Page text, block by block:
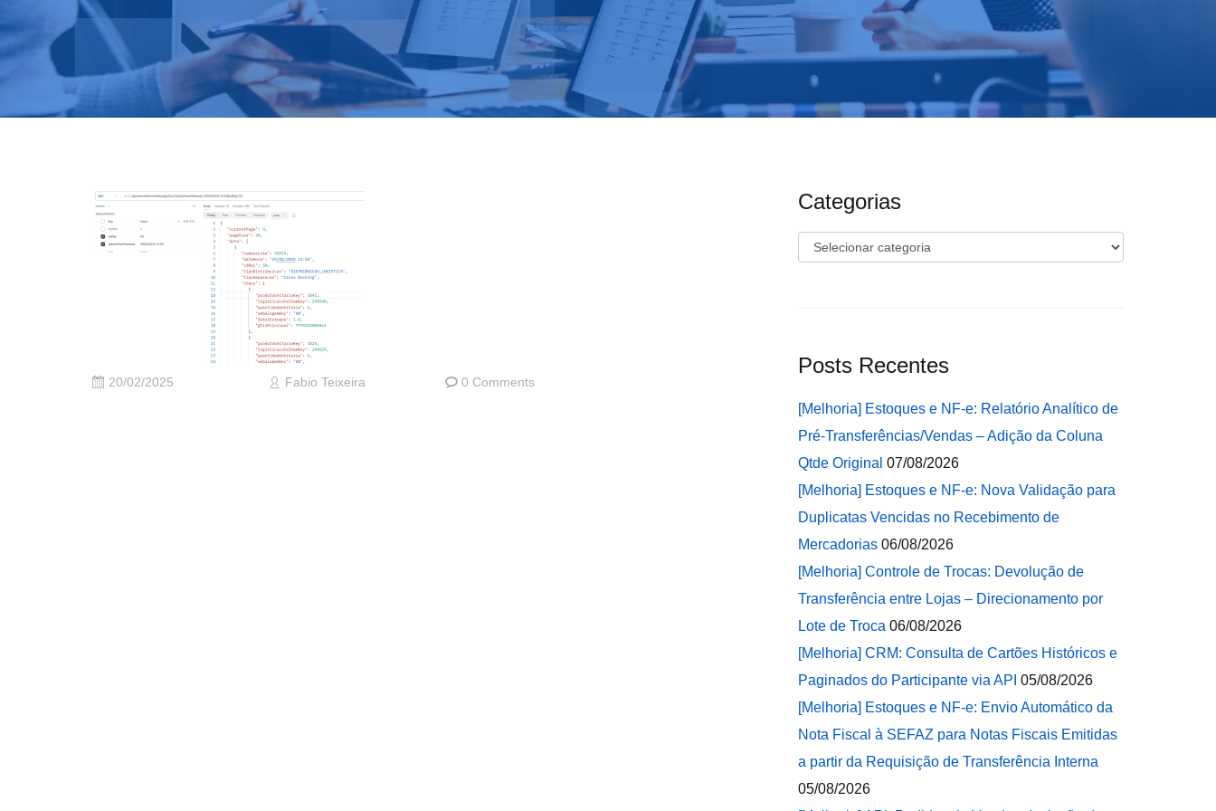
20/02/2025 Fabio Teixeira 0 Comments
Categorias
Categorias
Posts Recentes
[Melhoria] Estoques e NF-e: Relatório Analítico de
Pré-Transferências/Vendas – Adição da Coluna
Qtde Original 07/08/2026
[Melhoria] Estoques e NF-e: Nova Validação para
Duplicatas Vencidas no Recebimento de
Mercadorias 06/08/2026
[Melhoria] Controle de Trocas: Devolução de
Transferência entre Lojas – Direcionamento por
Lote de Troca 06/08/2026
[Melhoria] CRM: Consulta de Cartões Históricos e
Paginados do Participante via API 05/08/2026
[Melhoria] Estoques e NF-e: Envio Automático da
Nota Fiscal à SEFAZ para Notas Fiscais Emitidas
a partir da Requisição de Transferência Interna
05/08/2026